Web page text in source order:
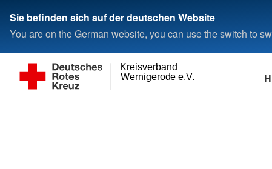
Sie befinden sich auf der deutschen Website
You are on the German website, you can use the switch to
Wernigerode e.V.
Kreisverband